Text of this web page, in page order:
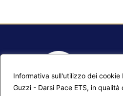
Informativa sull'utilizzo dei cookie
Guzzi - Darsi Pace ETS, in qualità